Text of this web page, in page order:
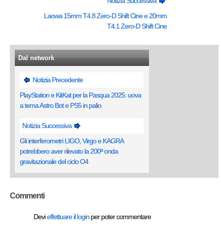
Laowa 15mm T4.8 Zero-D Shift Cine e 20mm
T4.1 Zero-D Shift Cine
Dal network
Notizia Precedente
PlayStation e KitKat per la Pasqua 2025: uova
a tema Astro Bot e PS5 in palio
Notizia Successiva
Gli interferometri LIGO, Virgo e KAGRA
potrebbero aver rilevato la 200ª onda
gravitazionale del ciclo O4
Commenti
Devieffettuare il login per poter commentare